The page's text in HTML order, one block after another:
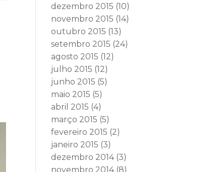
dezembro 2015 (10)
novembro 2015 (14)
outubro 2015 (13)
setembro 2015 (24)
agosto 2015 (12)
julho 2015 (12)
junho 2015 (5)
maio 2015 (5)
abril 2015 (4)
março 2015 (5)
fevereiro 2015 (2)
janeiro 2015 (3)
dezembro 2014(3)
novembro 2014(8)